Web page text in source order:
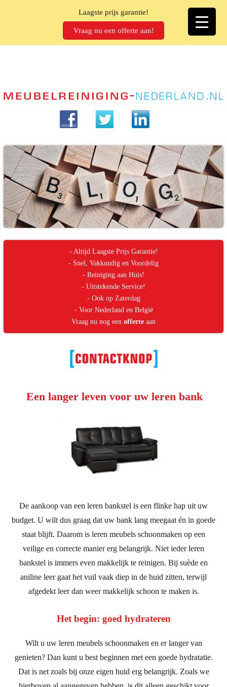
Laagste prijs garantie!
Vraag nu een offerte aan!
- Altijd Laagste Prijs Garantie!
- Snel, Vakkundig en Voordelig
- Reiniging aan Huis!
- Uitstekende Service!
- Ook op Zaterdag
- Voor Nederland en België
Vraag nu nog een offerte aan
Een langer leven voor uw leren bank
De aankoop van een leren bankstel is een flinke hap uit uw
budget. U wilt dus graag dat uw bank lang meegaat én in goede
staat blijft. Daarom is leren meubels schoonmaken op een
veilige en correcte manier erg belangrijk. Niet ieder leren
bankstel is immers even makkelijk te reinigen. Bij suède en
aniline leer gaat het vuil vaak diep in de huid zitten, terwijl
afgedekt leer dan weer makkelijk schoon te maken is.
Het begin: goed hydrateren
Wilt u uw leren meubels schoonmaken en er langer van
genieten? Dan kunt u best beginnen met een goede hydratatie.
Dat is net zoals bij onze eigen huid erg belangrijk. Zoals we